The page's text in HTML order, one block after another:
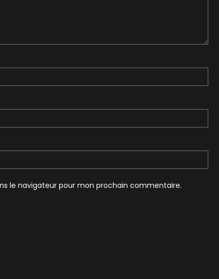
le navigateur pour mon prochain commentaire.